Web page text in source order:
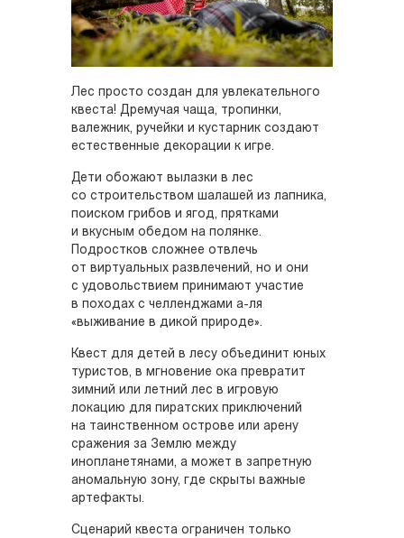
Лес просто создан для увлекательного
квеста! Дремучая чаща, тропинки,
валежник, ручейки и кустарник создают
естественные декорации к игре.
Дети обожают вылазки в лес
со строительством шалашей из лапника,
поиском грибов и ягод, прятками
и вкусным обедом на полянке.
Подростков сложнее отвлечь
от виртуальных развлечений, но и они
с удовольствием принимают участие
в походах с челленджами а-ля
«выживание в дикой природе».
Квест для детей в лесу объединит юных
туристов, в мгновение ока превратит
зимний или летний лес в игровую
локацию для пиратских приключений
на таинственном острове или арену
сражения за Землю между
инопланетянами, а может в запретную
аномальную зону, где скрыты важные
артефакты.
Сценарий квеста ограничен только